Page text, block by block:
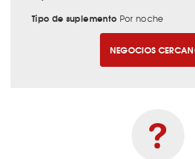
Tipo de suplemento Por noche
NEGOCIOS